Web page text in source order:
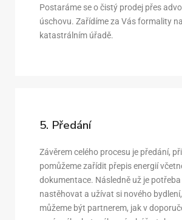
Postaráme se o čistý prodej přes
úschovu. Zařídíme za Vás formality na
katastrálním úřadě.
5. Předání
Závěrem celého procesu je předání,
pomůžeme zařídit přepis energií
dokumentace. Následně už je potřeba
nastěhovat a užívat si nového
můžeme být partnerem, jak v